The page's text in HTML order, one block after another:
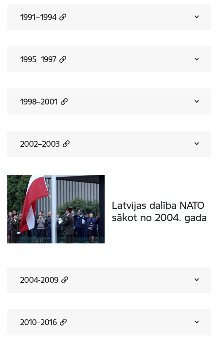
1991–1994
1995–1997
1998–2001
2002–2003
Latvijas dalība NATO
sākot no 2004. gada
2004-2009
2010–2016